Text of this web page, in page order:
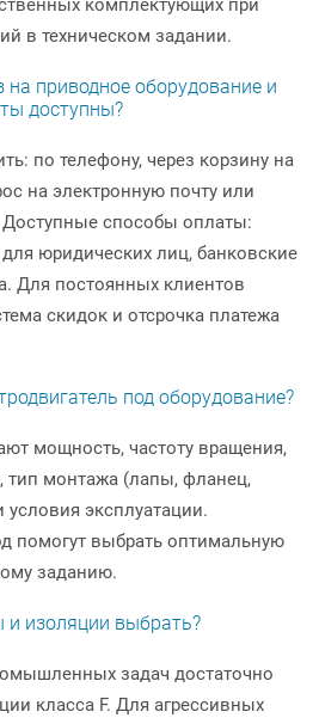
комплектующих при
в техническом задании.
приводное оборудование и
доступны?
по телефону, через корзину на
на электронную почту или
способы оплаты:
юридических лиц, банковские
Для постоянных клиентов
скидок и отсрочка платежа
под оборудование?
мощность, частоту вращения,
тип монтажа (лапы, фланец,
эксплуатации.
помогут выбрать оптимальную
заданию.
и изоляции выбрать?
задач достаточно
класса F. Для агрессивных